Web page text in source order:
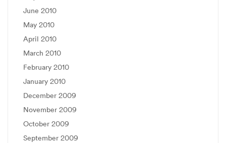
June 2010
May 2010
April 2010
March 2010
February 2010
January 2010
December 2009
November 2009
October 2009
September 2009